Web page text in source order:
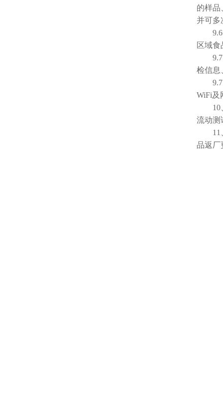
的样品
并可多
9.6、
区域
9.7.1
检信息
9.7.2
WiFi及
10、
流动测
11、
品返厂